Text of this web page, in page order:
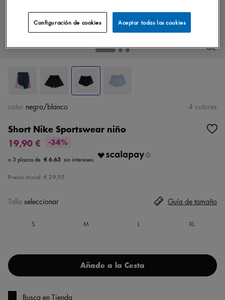
Short Nike Sportswear niño
19,90 €
-34%
€ 6.63
Precio inicial € 29,95
color negro/blanco 4 colores
Talla seleccionar
S M L XL
Guía de tamaño
Añade a la Cesta
Busca en Tienda
Aceptar todas las cookies
Configuración de cookies